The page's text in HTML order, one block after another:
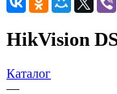
HikVision
Каталог
—